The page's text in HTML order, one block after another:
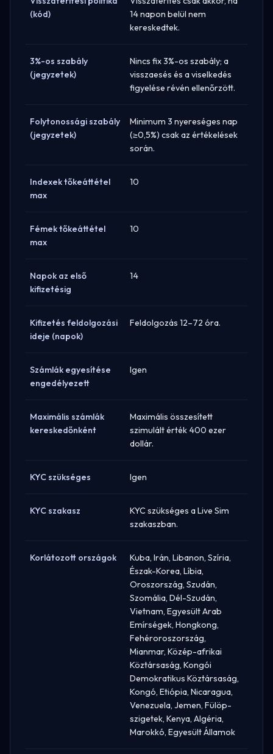
(kód)
14 napon belül nem
kereskedtek.
3%-os szabály
(jegyzetek)
Nincs fix 3%-os szabály; a
visszaesés és a viselkedés
figyelése révén ellenőrzött.
Folytonossági szabály
(jegyzetek)
Minimum 3 nyereséges nap
(≥0,5%) csak az értékelések
során.
Indexek tőkeáttétel
max
10
Fémek tőkeáttétel
max
10
Napok az első
kifizetésig
14
Kifizetés feldolgozási
ideje (napok)
Feldolgozás 12–72 óra.
Számlák egyesítése
engedélyezett
Igen
Maximális számlák
kereskedőnként
Maximális összesített
szimulált érték 400 ezer
dollár.
KYC szükséges Igen
KYC szakasz
KYC szükséges a Live Sim
szakaszban.
Korlátozott országok
Kuba, Irán, Libanon, Szíria,
Észak-Korea, Líbia,
Oroszország, Szudán,
Szomália, Dél-Szudán,
Vietnam, Egyesült Arab
Emírségek, Hongkong,
Fehéroroszország,
Mianmar, Közép-afrikai
Köztársaság, Kongói
Demokratikus Köztársaság,
Kongó, Etiópia, Nicaragua,
Venezuela, Jemen, Fülöp-
szigetek, Kenya, Algéria,
Marokkó, Egyesült Államok